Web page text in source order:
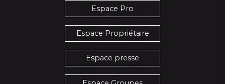
Espace Pro
Espace Propriétaire
Espace presse